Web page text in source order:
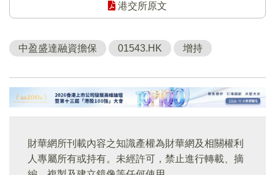
港交所原文
中盈盛達融資擔保 01543.HK 增持
財華網所刊載內容之知識產權為財華網及相關權利
人專屬所有或持有。未經許可，禁止進行轉載、摘